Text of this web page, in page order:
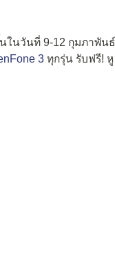
ในวันที่ 9-12 กุมภาพันธ์
3 ทุกรุ่น รับฟรี! หู